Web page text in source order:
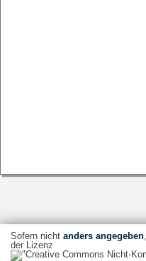
Sofern nicht anders angegeben
der Lizenz